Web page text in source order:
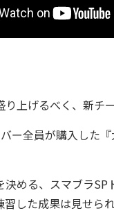
上げるべく、新チ
ー全員が購入した
める、スマブラ
した成果は見せら